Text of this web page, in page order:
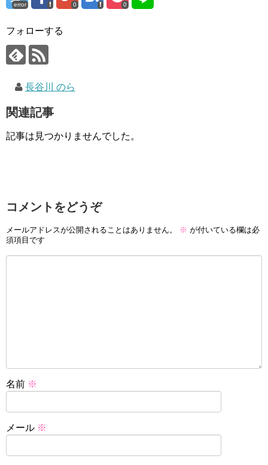
error 0 0
フォローする
長谷川 のら
関連記事
記事は見つかりませんでした。
コメントをどうぞ
メールアドレスが公開されることはありません。 ※ が付いている欄は必
須項目です
名前 ※
メール ※